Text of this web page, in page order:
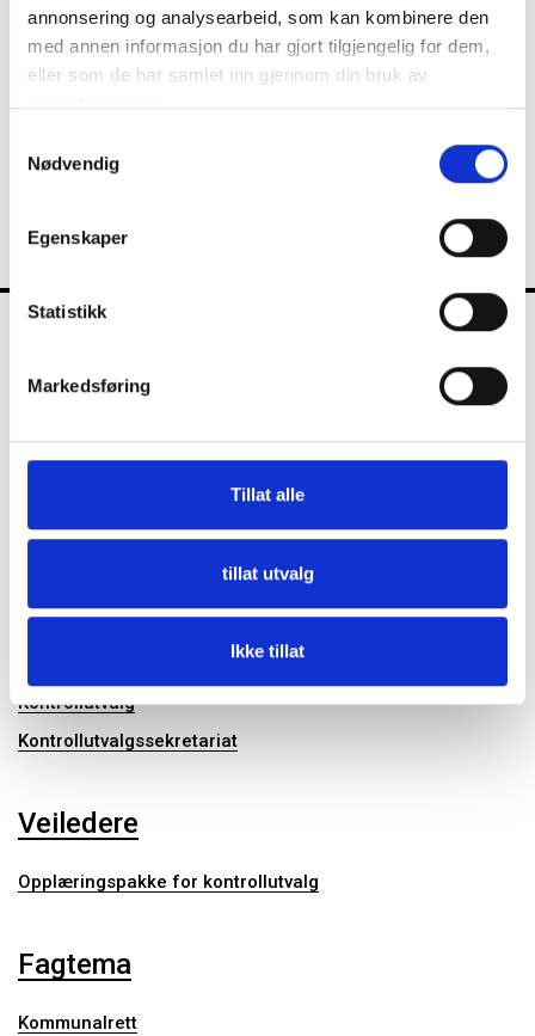
annonsering og analysearbeid, som kan kombinere den
med annen informasjon du har gjort tilgjengelig for dem,
eller som de har samlet inn gjennom din bruk av
tjenestene deres.
Nødvendig
Egenskaper
Statistikk
Markedsføring
Tillat alle
tillat utvalg
Ikke tillat
den feilen som her er gjort, ikke får betydning for gyldigheten av
vedtakene. Her gjelder det generelle prinsippet som kommer til
uttrykk iforvaltningsloven § 41 , om at ved feil ved
Kontrollutvalget
Diverse
Kontrollutvalg
Kontrollutvalgssekretariat
Veiledere
Opplæringspakke for kontrollutvalg
Fagtema
Kommunalrett